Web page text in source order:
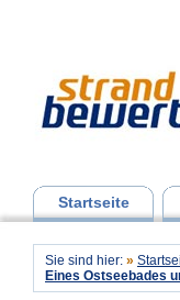
Startseite
Sie sind hier: »
Eines Ostseebades